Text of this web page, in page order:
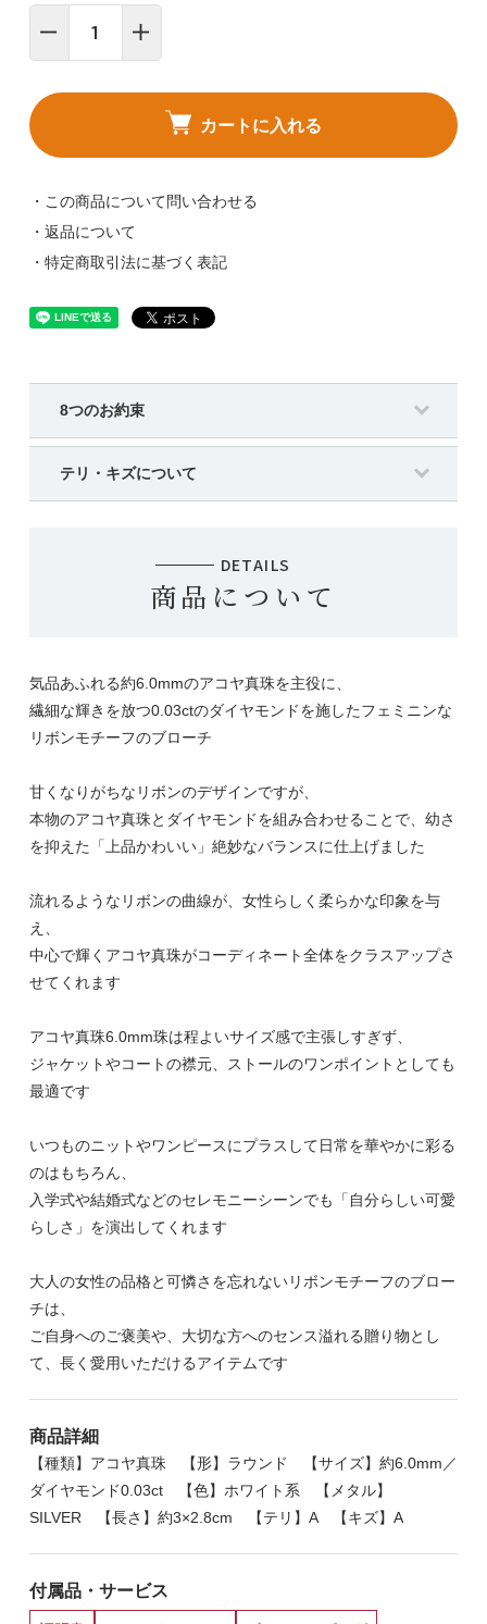
カートに入れる
・この商品について問い合わせる
・返品について
・特定商取引法に基づく表記
8つのお約束
テリ・キズについて
DETAILS
商品について
気品あふれる約6.0mmのアコヤ真珠を主役に、
繊細な輝きを放つ0.03ctのダイヤモンドを施したフェミニンな
リボンモチーフのブローチ
甘くなりがちなリボンのデザインですが、
本物のアコヤ真珠とダイヤモンドを組み合わせることで、幼さ
を抑えた「上品かわいい」絶妙なバランスに仕上げました
流れるようなリボンの曲線が、女性らしく柔らかな印象を与
え、
中心で輝くアコヤ真珠がコーディネート全体をクラスアップさ
せてくれます
アコヤ真珠6.0mm珠は程よいサイズ感で主張しすぎず、
ジャケットやコートの襟元、ストールのワンポイントとしても
最適です
いつものニットやワンピースにプラスして日常を華やかに彩る
のはもちろん、
入学式や結婚式などのセレモニーシーンでも「自分らしい可愛
らしさ」を演出してくれます
大人の女性の品格と可憐さを忘れないリボンモチーフのブロー
チは、
ご自身へのご褒美や、大切な方へのセンス溢れる贈り物とし
て、長く愛用いただけるアイテムです
商品詳細
【種類】アコヤ真珠 【形】ラウンド 【サイズ】約6.0mm／
ダイヤモンド0.03ct 【色】ホワイト系 【メタル】
SILVER 【長さ】約3×2.8cm 【テリ】A 【キズ】A
付属品・サービス